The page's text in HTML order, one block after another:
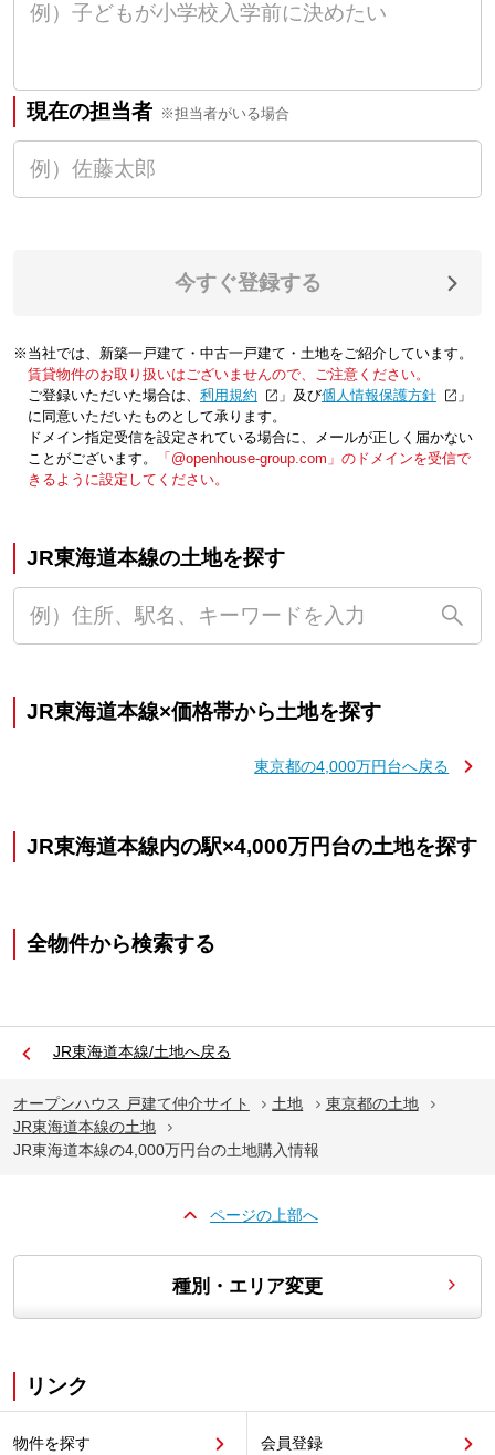
現在の担当者 ※担当者がいる場合
今すぐ登録する
※当社では、新築一戸建て・中古一戸建て・土地をご紹介しています。
賃貸物件のお取り扱いはございませんので、ご注意ください。
ご登録いただいた場合は、「利用規約 」及び「個人情報保護方針
」
に同意いただいたものとして承ります。
ドメイン指定受信を設定されている場合に、メールが正しく届かない
ことがございます。
「@openhouse-group.com」のドメインを受信で
きるように設定してください。
JR東海道本線の土地を探す
JR東海道本線×価格帯から土地を探す
東京都の4,000万円台へ戻る
JR東海道本線内の駅×4,000万円台の土地を探す
全物件から検索する
JR東海道本線/土地へ戻る
オープンハウス 戸建て仲介サイト 土地
東京都の土地
JR東海道本線の土地
JR東海道本線の4,000万円台の土地購入情報
ページの上部へ
種別・エリア変更
リンク
物件を探す 会員登録